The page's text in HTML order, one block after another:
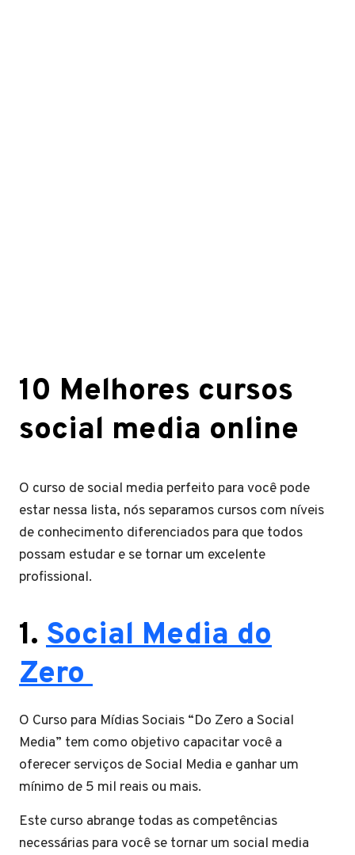
10 Melhores cursos
social media online
O curso de social media perfeito para você pode
estar nessa lista, nós separamos cursos com níveis
de conhecimento diferenciados para que todos
possam estudar e se tornar um excelente
profissional.
1. Social Media do
Zero
O Curso para Mídias Sociais “Do Zero a Social
Media” tem como objetivo capacitar você a
oferecer serviços de Social Media e ganhar um
mínimo de 5 mil reais ou mais.
Este curso abrange todas as competências
necessárias para você se tornar um social media